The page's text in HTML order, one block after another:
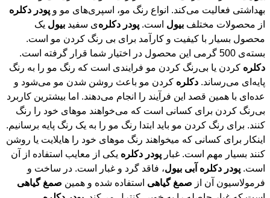
بهداشتی فعالیت می‌کند. انواع رنگ مو، اسپری‌های مو و پودر دکلره
از محصولات مختلف بیول است. پودر دکلره‌ی سفید بیول یک
محصول بسیار با کیفیت و کارآمد برای بی رنگ کردن مو است.
بسته‌ی 500 گرمی این محصول در اختیار شما قرار گرفته است.
دکلره کردن یا بی‌رنگ کردن مو فرایندی است که رنگ مو را به رنگ
پایه‌ای می‌رساند. دکلره کردن مو باعث روشن شدن مو می‌شود و
عده‌ای با همین قصد این فرآیند را انجام می‌دهند. اما بیشترین کاربرد
بی‌رنگ کردن برای کسانی است که می‌خواهند موهای خود را رنگ
کنند. برای رنگ کردن مو باید ابتدا رنگ مو را به یک رنگ پایه برسانیم.
اینکار برای کسانی که میخواهند رنگ مو‌های خود را هایلایت یا روشن
کنند بسیار مهم است. غبار پودر دکلره یکی از معایب استفاده از آن
است. ‌ پودر دکلره آبی بیول، فاقد گرد و غبار است. در ساخت و
فرمولاسیون آن از صمغ گیاهی استفاده شده و همین صمغ گیاهی